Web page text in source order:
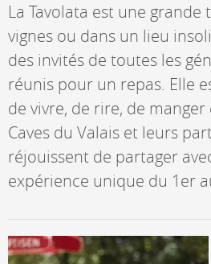
La Tavolata est une grande
vignes ou dans un lieu
des invités de toutes les
réunis pour un repas. Elle
de vivre, de rire, de
Caves du Valais et leurs
réjouissent de partager
expérience unique du 1er